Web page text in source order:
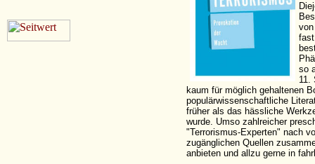
so
11.
kaum für möglich gehaltenen
populärwissenschaftliche
früher als das hässliche
wurde. Umso zahlreicher
"Terrorismus-Experten" nach
zugänglichen Quellen
anbieten und allzu gerne in